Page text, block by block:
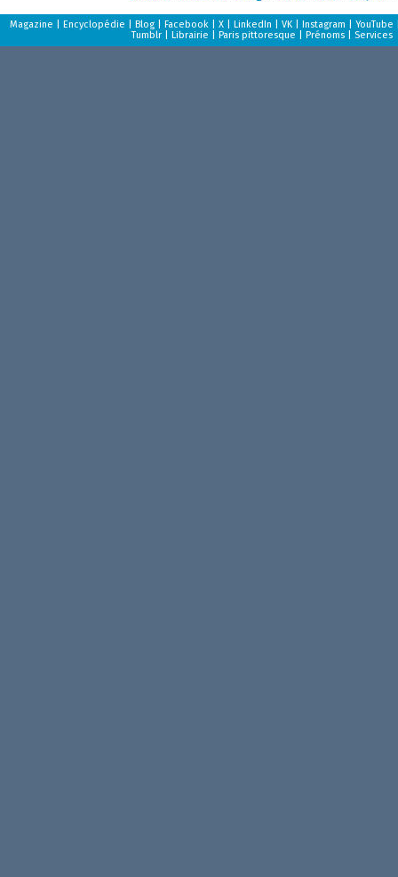
Magazine Encyclopédie Blog Facebook X LinkedIn VK Instagram YouTube
Tumblr
Librairie Paris pittoresque Prénoms Services